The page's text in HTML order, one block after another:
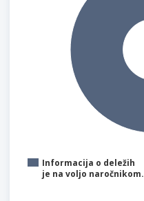
Informacija o deležih
je na voljo naročnikom.